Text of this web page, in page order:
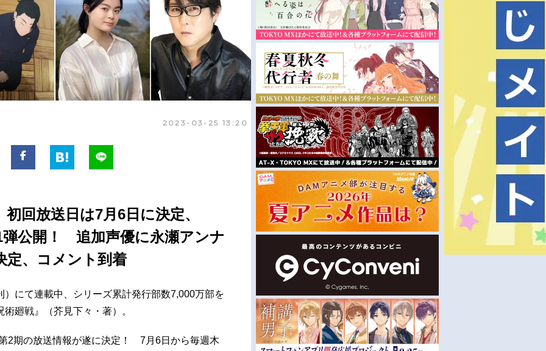
2023-03-25 13:20
回放送日は7月6日に決定、
弾公開！ 追加声優に永瀬アンナ
定、コメント到着
にて連載中、シリーズ累計発行部数7,000万部を
廻戦』（芥見下々・著）。
2期の放送情報が遂に決定！ 7月6日から毎週木